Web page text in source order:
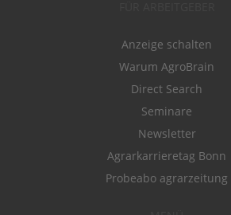
Anzeige schalten
Warum AgroBrain
Direct Search
Seminare
Newsletter
Agrarkarrieretag Bonn
Probeabo agrarzeitung